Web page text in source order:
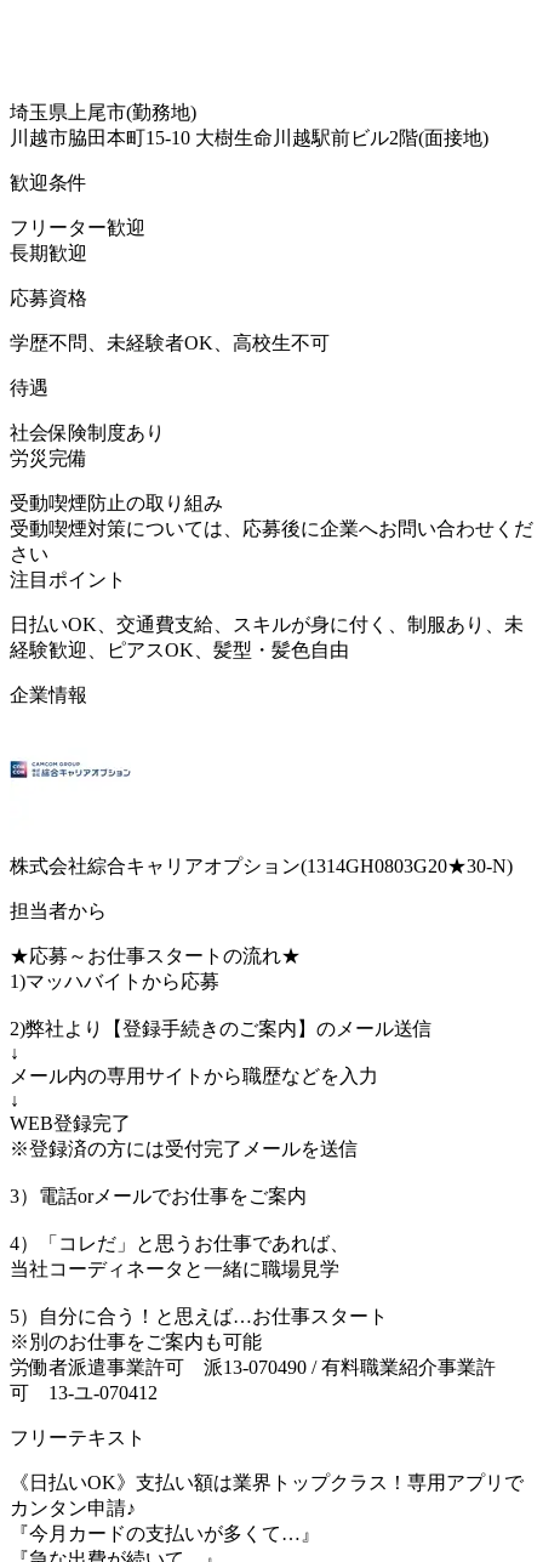
埼玉県上尾市(勤務地)
川越市脇田本町15-10 大樹生命川越駅前ビル2階(面接地)
歓迎条件
フリーター歓迎
長期歓迎
応募資格
学歴不問、未経験者OK、高校生不可
待遇
社会保険制度あり
労災完備
受動喫煙防止の取り組み
受動喫煙対策については、応募後に企業へお問い合わせくだ
さい
注目ポイント
日払いOK、交通費支給、スキルが身に付く、制服あり、未
経験歓迎、ピアスOK、髪型・髪色自由
企業情報
株式会社綜合キャリアオプション(1314GH0803G20★30-N)
担当者から
★応募～お仕事スタートの流れ★
1)マッハバイトから応募
2)弊社より【登録手続きのご案内】のメール送信
↓
メール内の専用サイトから職歴などを入力
↓
WEB登録完了
※登録済の方には受付完了メールを送信
3）電話orメールでお仕事をご案内
4）「コレだ」と思うお仕事であれば、
当社コーディネータと一緒に職場見学
5）自分に合う！と思えば…お仕事スタート
※別のお仕事をご案内も可能
労働者派遣事業許可 派13-070490 / 有料職業紹介事業許
可 13-ユ-070412
フリーテキスト
《日払いOK》支払い額は業界トップクラス！専用アプリで
カンタン申請♪
『今月カードの支払いが多くて…』